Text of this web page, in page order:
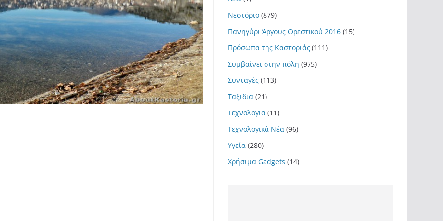
Νεστόριο (879)
Πανηγύρι Άργους Ορεστικού 2016 (15)
Πρόσωπα της Καστοριάς (111)
Συμβαίνει στην πόλη (975)
Συνταγές (113)
Ταξιδια (21)
Τεχνολογια (11)
Τεχνολογικά Νέα (96)
Υγεία (280)
Χρήσιμα Gadgets (14)